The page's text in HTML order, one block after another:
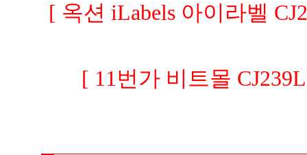
[ 옥션 iLabels 아이라벨
[ 11번가 비트몰